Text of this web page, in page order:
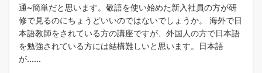
通~簡単だと思います。敬語を使い始めた新入社員の方が研
修で見るのにちょうどいいのではないでしょうか。 海外で日
本語教師をされている方の講座ですが、外国人の方で日本語
を勉強されている方には結構難しいと思います。日本語
が......